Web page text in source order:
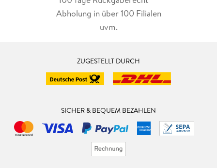
Abholung in über 100 Filialen
uvm.
ZUGESTELLT DURCH
SICHER & BEQUEM BEZAHLEN